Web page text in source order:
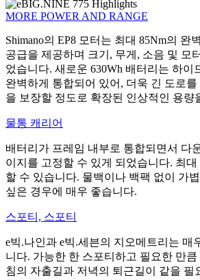
MORE POWER AND RANGE
Shimano의 EP8 모터는 최대 85Nm의 완
공급을 제공하며 크기, 무게, 소음 및 모
었습니다. 새로운 630Wh 배터리는 하이
완벽하게 통합되어 있어, 더욱 긴 도로
을 보장할 정도로 확장된 인상적인 용량
물통 캐리어
배터리가 프레임 내부로 통합되면서 다
이지를 고정할 수 있게 되었습니다. 최
할 수 있습니다. 물백이나 백팩 없이 가
싶은 경우에 매우 좋습니다.
스포티, 스포티
e빅.나인과 e빅.세븐의 지오메트리는 매
니다. 가능한 한 스포티하고 필요한 만
침의 자출길과 저녁의 퇴근길이 같을 필